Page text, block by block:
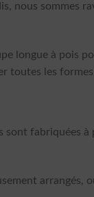
nous sommes
longue à pois
toutes les
sont fabriquées
arrangés,